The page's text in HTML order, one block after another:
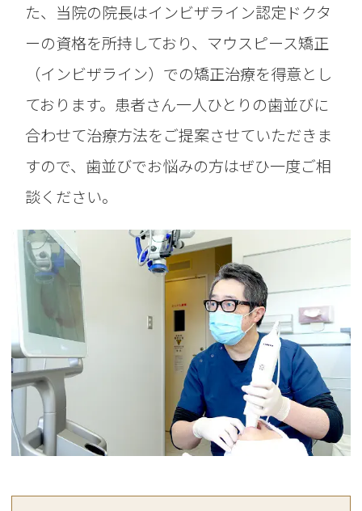
た、当院の院長はインビザライン認定ドクタ
ーの資格を所持しており、マウスピース矯正
（インビザライン）での矯正治療を得意とし
ております。患者さん一人ひとりの歯並びに
合わせて治療方法をご提案させていただきま
すので、歯並びでお悩みの方はぜひ一度ご相
談ください。